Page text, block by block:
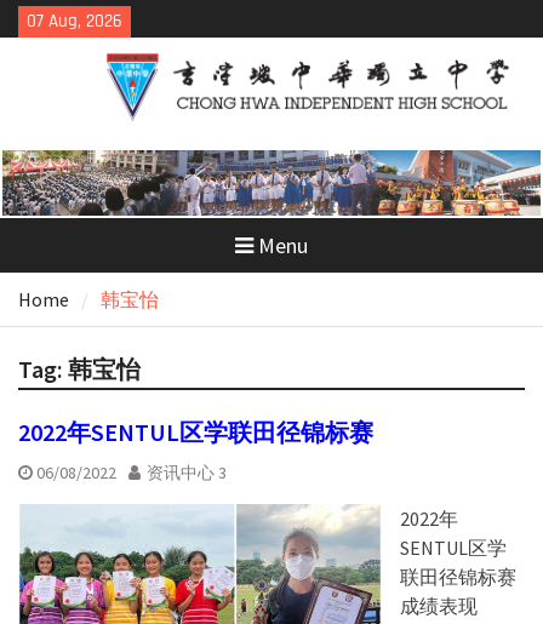
Skip
to
07 Aug, 2026
Menu
Home 韩宝怡
Tag: 韩宝怡
2022年SENTUL区学联田径锦标赛
06/08/2022 资讯中心 3
2022年
SENTUL区学
联田径锦标赛
成绩表现